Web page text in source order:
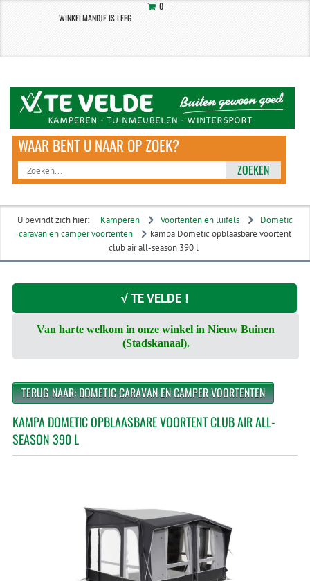
0
WINKELMANDJE IS LEEG
ZOEKEN
U bevindt zich hier: Kamperen Voortenten en luifels
Dometic
caravan en camper voortenten
kampa Dometic opblaasbare voortent
club air all-season 390 l
√ TE VELDE !
Van harte welkom in onze winkel in Nieuw Buinen
(Stadskanaal).
TERUG NAAR: DOMETIC CARAVAN EN CAMPER VOORTENTEN
KAMPA DOMETIC OPBLAASBARE VOORTENT CLUB AIR ALL-
SEASON 390 L